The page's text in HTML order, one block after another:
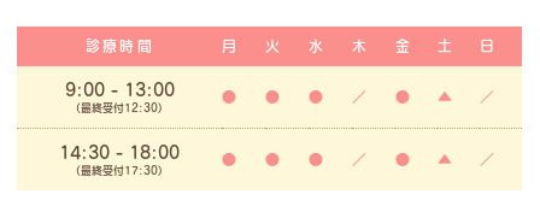
診療時間 月 火 水 木 金 土 日
9:00- 13:00
(最終受付12:30)
● ● ● ／ ● ▲ ／
14:30 - 18:00
(最終受付17:30)
● ● ● ／ ● ▲ ／